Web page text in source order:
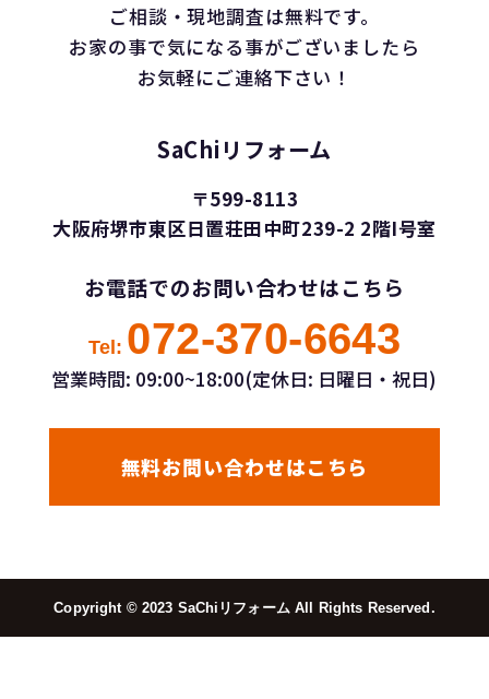
ご相談・現地調査は無料です。
お家の事で気になる事がございましたら
お気軽にご連絡下さい！
SaChiリフォーム
〒599-8113
大阪府堺市東区日置荘田中町239-2 2階I号室
お電話でのお問い合わせはこちら
Tel: 072-370-6643
営業時間: 09:00~18:00(定休日: 日曜日・祝日)
無料お問い合わせはこちら
Copyright ©︎ 2023 SaChiリフォーム All Rights Reserved.